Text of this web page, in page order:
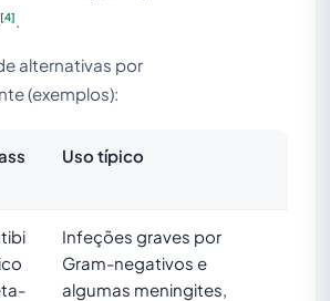
[4]
alternativas por
(exemplos):
Uso típico
Infeções graves por
Gram-negativos e
algumas meningites,